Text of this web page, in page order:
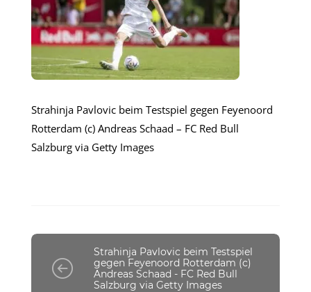
Strahinja Pavlovic beim Testspiel gegen Feyenoord
Rotterdam (c) Andreas Schaad – FC Red Bull
Salzburg via Getty Images
Strahinja Pavlovic beim Testspiel
gegen Feyenoord Rotterdam (c)
Andreas Schaad - FC Red Bull
Salzburg via Getty Images